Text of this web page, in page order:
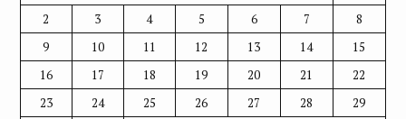
2
3 4 5 6 7
8
9
10 11 12 13 14
15
16
17 18 19 20 21
22
23
24 25 26 27 28
29